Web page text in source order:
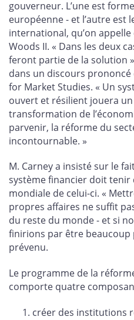
gouverneur. L’une est
européenne - et l’autre est
international, qu’on
Woods II. « Dans les deux
feront partie de la solution
dans un discours
for Market Studies. « Un
ouvert et résilient jouera
transformation de
parvenir, la réforme du
incontournable. »
M. Carney a insisté sur le
système financier doit
mondiale de celui-ci. «
propres affaires ne suffit
du reste du monde - et si
finirions par être beaucoup
prévenu.
Le programme de la
comporte quatre
créer des institutions